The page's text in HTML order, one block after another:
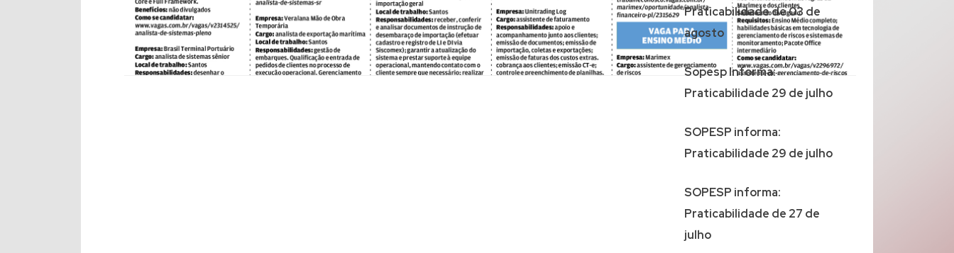
Praticabilidade de 03 de
agosto
Sopesp Informa:
Praticabilidade 29 de julho
SOPESP informa:
Praticabilidade 29 de julho
SOPESP informa:
Praticabilidade de 27 de
julho